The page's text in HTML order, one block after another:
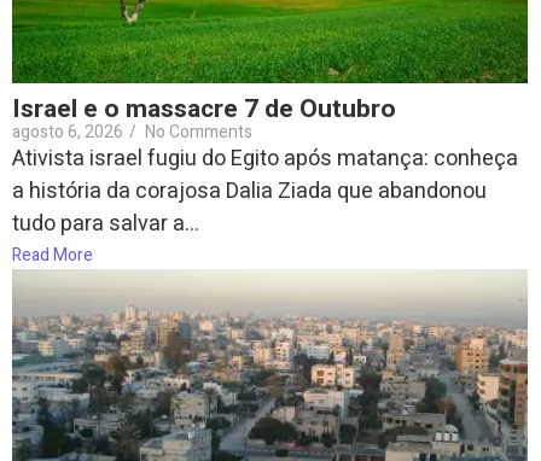
Israel e o massacre 7 de Outubro
agosto 6, 2026 / No Comments
Ativista israel fugiu do Egito após matança: conheça
a história da corajosa Dalia Ziada que abandonou
tudo para salvar a...
Read More